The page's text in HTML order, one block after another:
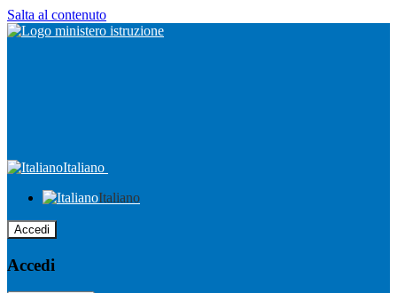
Salta al contenuto
Italiano
Italiano
Accedi
Accedi